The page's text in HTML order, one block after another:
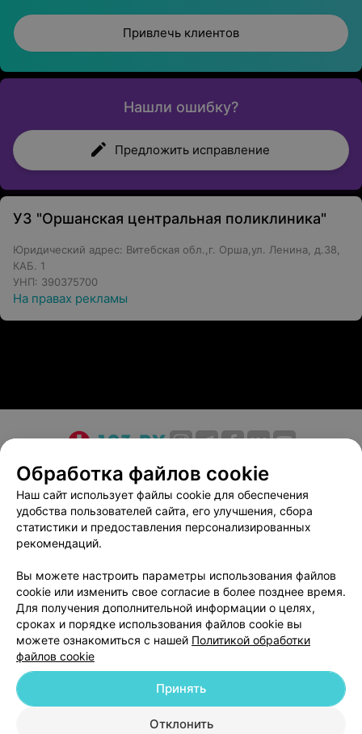
Привлечь клиентов
Нашли ошибку?
Предложить исправление
УЗ "Оршанская центральная поликлиника"
Юридический адрес: Витебская обл.,г. Орша,ул. Ленина, д.38,
КАБ. 1
УНП: 390375700
На правах рекламы
О проекте Новости проекта
Размещение рекламы
Медицинский маркетинг
Публичный договор
Пользовательское соглашение
Способы оплаты
Вакансии
Партнеры
Написать в поддержку
Персональные настройки cookie
Обработка персональных данных
ВЫ ВЛАДЕЛЕЦ?
Обработка файлов cookie
Наш сайт использует файлы cookie для обеспечения
удобства пользователей сайта, его улучшения, сбора
статистики и предоставления персонализированных
рекомендаций.
Вы можете настроить параметры использования файлов
cookie или изменить свое согласие в более позднее время.
Для получения дополнительной информации о целях,
сроках и порядке использования файлов cookie вы
можете ознакомиться с нашей Политикой обработки
файлов cookie
Отклонить
Принять